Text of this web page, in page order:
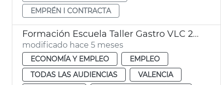
EMPRÉN I CONTRACTA
Formación Escuela Taller Gastro VLC 2024 València
modificado hace 5 meses
ECONOMÍA Y EMPLEO
EMPLEO
TODAS LAS AUDIENCIAS
VALENCIA